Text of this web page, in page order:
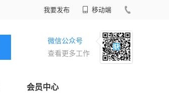
我要发布 移动端
微信公众号
查看更多工作
会员中心